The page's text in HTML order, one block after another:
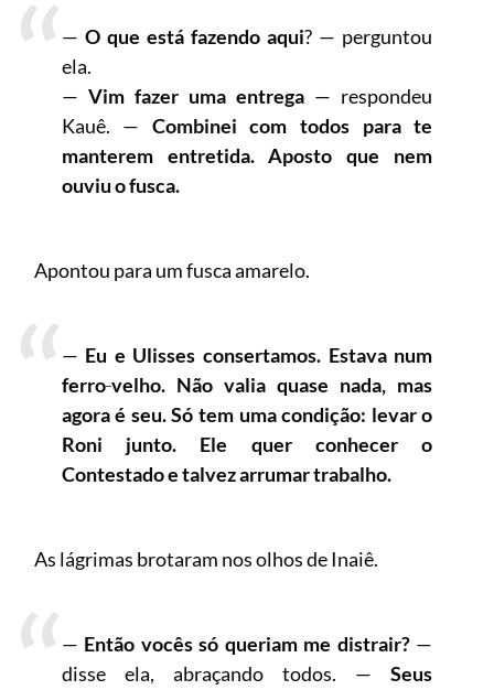
— O que está fazendo aqui? — perguntou
ela.
— Vim fazer uma entrega — respondeu
Kauê. — Combinei com todos para te
manterem entretida. Aposto que nem
ouviu o fusca.
Apontou para um fusca amarelo.
— Eu e Ulisses consertamos. Estava num
ferro‑velho. Não valia quase nada, mas
agora é seu. Só tem uma condição: levar o
Roni junto. Ele quer conhecer o
Contestado e talvez arrumar trabalho.
As lágrimas brotaram nos olhos de Inaiê.
— Então vocês só queriam me distrair?—
disse ela, abraçando todos. —Seus